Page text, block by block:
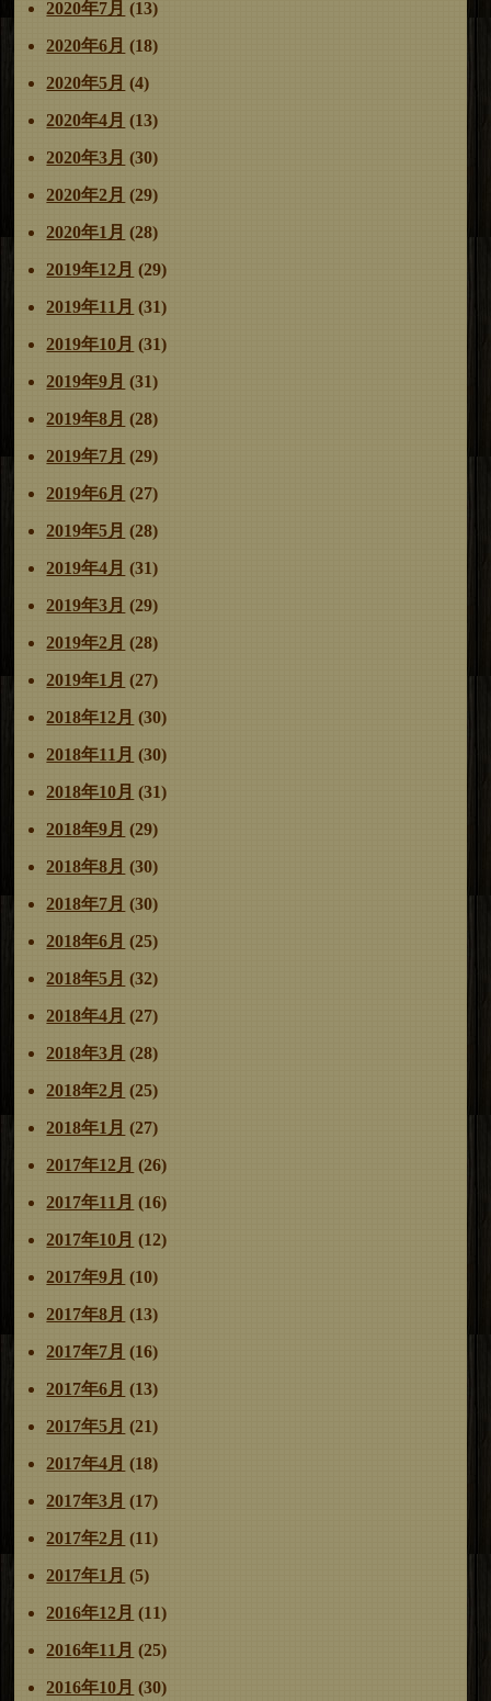
2020年7月 (13)
2020年6月 (18)
2020年5月 (4)
2020年4月 (13)
2020年3月 (30)
2020年2月 (29)
2020年1月 (28)
2019年12月 (29)
2019年11月 (31)
2019年10月 (31)
2019年9月 (31)
2019年8月 (28)
2019年7月 (29)
2019年6月 (27)
2019年5月 (28)
2019年4月 (31)
2019年3月 (29)
2019年2月 (28)
2019年1月 (27)
2018年12月 (30)
2018年11月 (30)
2018年10月 (31)
2018年9月 (29)
2018年8月 (30)
2018年7月 (30)
2018年6月 (25)
2018年5月 (32)
2018年4月 (27)
2018年3月 (28)
2018年2月 (25)
2018年1月 (27)
2017年12月 (26)
2017年11月 (16)
2017年10月 (12)
2017年9月 (10)
2017年8月 (13)
2017年7月 (16)
2017年6月 (13)
2017年5月 (21)
2017年4月 (18)
2017年3月 (17)
2017年2月 (11)
2017年1月 (5)
2016年12月 (11)
2016年11月 (25)
2016年10月 (30)